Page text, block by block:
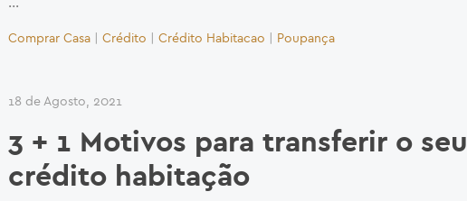
Comprar Casa | Crédito | Crédito Habitacao | Poupança
18 de Agosto, 2021
3 + 1 Motivos para transferir o seu
crédito habitação